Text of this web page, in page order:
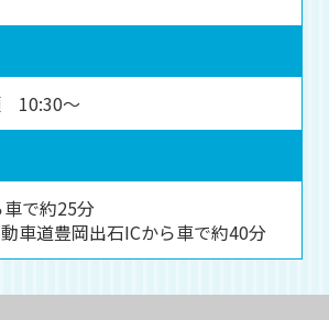
10:30～
車で約25分
車道豊岡出石ICから車で約40分